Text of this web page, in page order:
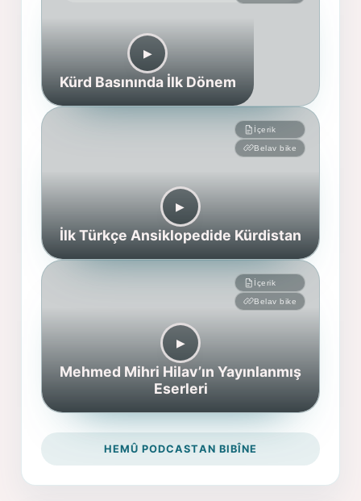
▶︎
Kürd Basınında İlk Dönem
İçerik
Belav bike
▶︎
İlk Türkçe Ansiklopedide Kürdistan
İçerik
Belav bike
▶︎
Mehmed Mihri Hilav’ın Yayınlanmış
Eserleri
HEMÛ PODCASTAN BIBÎNE